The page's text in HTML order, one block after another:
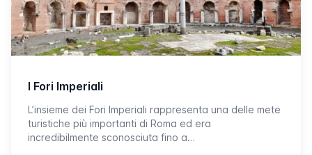
I Fori Imperiali
L’insieme dei Fori Imperiali rappresenta una delle mete
turistiche più importanti di Roma ed era
incredibilmente sconosciuta fino a…